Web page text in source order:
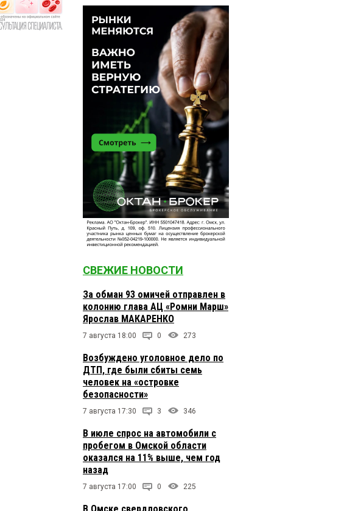
СВЕЖИЕ НОВОСТИ
За обман 93 омичей отправлен в
колонию глава АЦ «Ромни Марш»
Ярослав МАКАРЕНКО
7 августа 18:00 0 273
Возбуждено уголовное дело по
ДТП, где были сбиты семь
человек на «островке
безопасности»
7 августа 17:30 3 346
В июле спрос на автомобили с
пробегом в Омской области
оказался на 11% выше, чем год
назад
7 августа 17:00 0 225